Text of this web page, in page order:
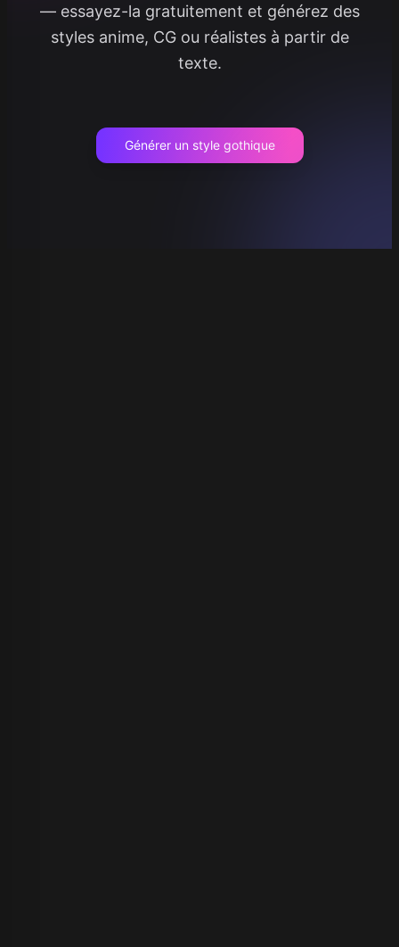
— essayez-la gratuitement et générez des
styles anime, CG ou réalistes à partir de
texte.
Générer un style gothique